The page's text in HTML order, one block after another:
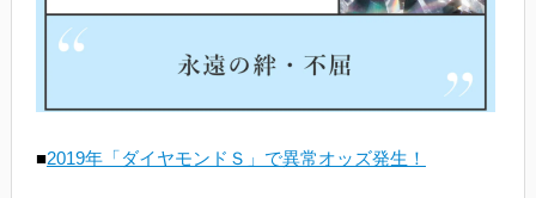
■2019年「ダイヤモンドＳ」で異常オッズ発生！